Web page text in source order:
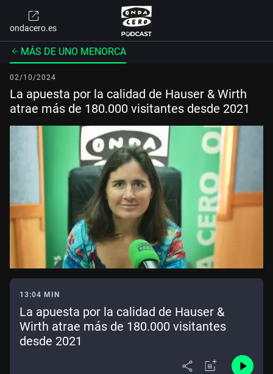
ondacero.es
MÁS DE UNO MENORCA
02/10/2024
La apuesta por la calidad de Hauser & Wirth
atrae más de 180.000 visitantes desde 2021
13:04 MIN
La apuesta por la calidad de Hauser &
Wirth atrae más de 180.000 visitantes
desde 2021